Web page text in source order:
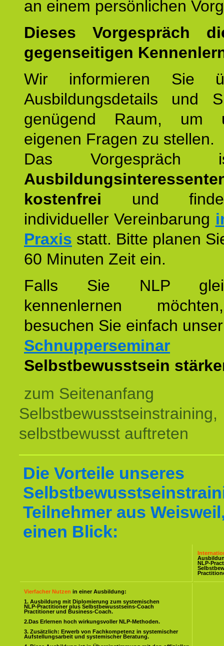
an einem persönlichen
Dieses Vorgespräch
gegenseitigen
Wir informieren Sie
Ausbildungsdetails und
genügend Raum, um
eigenen Fragen zu stellen.
Das
kostenfrei und
individueller Vereinbarung
Praxis statt. Bitte planen
60 Minuten Zeit ein.
Falls Sie NLP
kennenlernen
besuchen Sie einfach unser
Schnupperseminar
Selbstbewusstsein
zum Seitenanfang
Selbstbewusstseinstraining,
selbstbewusst auftreten
Die Vorteile unseres
Teilnehmer aus
einen Blick:
NLP-
Vierfacher Nutzen in einer Ausbildung:
1. Ausbildung mit Diplomierung zum systemischen
NLP-Practitioner plus Selbstbewusstseins-Coach
Practitioner und Business-Coach.
2.Das Erlernen hoch wirkungsvoller NLP-Methoden.
3. Zusätzlich: Erwerb von Fachkompetenz in systemischer
Aufstellungsarbeit und systemischer Beratung.